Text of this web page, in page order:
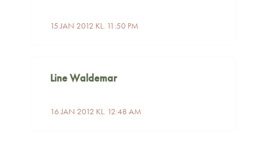
15 JAN 2012 KL. 11:50 PM
Line Waldemar
16 JAN 2012 KL. 12:48 AM